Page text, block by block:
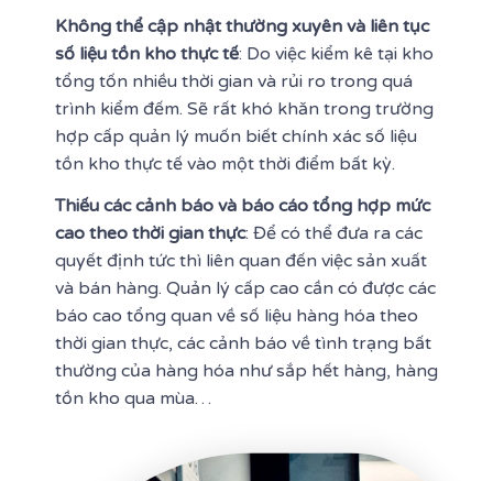
Không thể cập nhật thường xuyên và liên tục
số liệu tồn kho thực tế: Do việc kiểm kê tại kho
tổng tốn nhiều thời gian và rủi ro trong quá
trình kiểm đếm. Sẽ rất khó khăn trong trường
hợp cấp quản lý muốn biết chính xác số liệu
tồn kho thực tế vào một thời điểm bất kỳ.
Thiếu các cảnh báo và báo cáo tổng hợp mức
cao theo thời gian thực: Để có thể đưa ra các
quyết định tức thì liên quan đến việc sản xuất
và bán hàng. Quản lý cấp cao cần có được các
báo cao tổng quan về số liệu hàng hóa theo
thời gian thực, các cảnh báo về tình trạng bất
thường của hàng hóa như sắp hết hàng, hàng
tồn kho qua mùa…